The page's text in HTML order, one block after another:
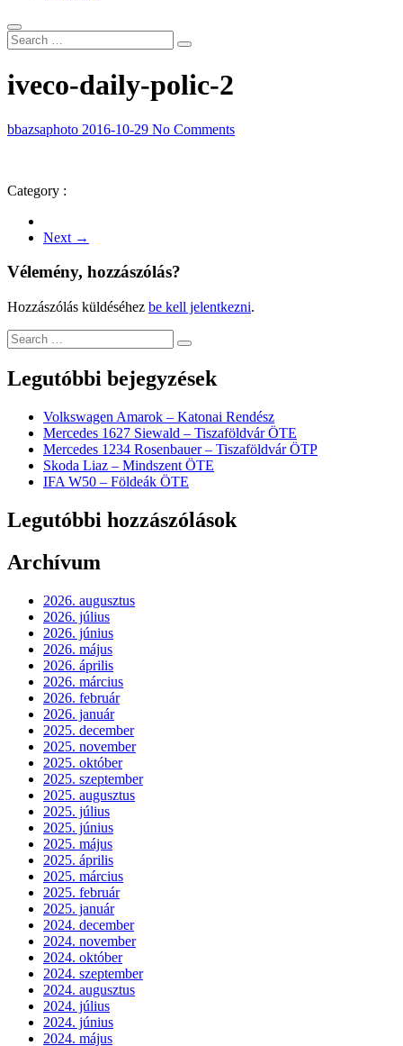
iveco-daily-polic-2
bbazsaphoto 2016-10-29 No Comments
Category :
Next →
Vélemény, hozzászólás?
Hozzászólás küldéséhez be kell jelentkezni.
Legutóbbi bejegyzések
Volkswagen Amarok – Katonai Rendész
Mercedes 1627 Siewald – Tiszaföldvár ÖTE
Mercedes 1234 Rosenbauer – Tiszaföldvár ÖTP
Skoda Liaz – Mindszent ÖTE
IFA W50 – Földeák ÖTE
Legutóbbi hozzászólások
Archívum
2026. augusztus
2026. július
2026. június
2026. május
2026. április
2026. március
2026. február
2026. január
2025. december
2025. november
2025. október
2025. szeptember
2025. augusztus
2025. július
2025. június
2025. május
2025. április
2025. március
2025. február
2025. január
2024. december
2024. november
2024. október
2024. szeptember
2024. augusztus
2024. július
2024. június
2024. május